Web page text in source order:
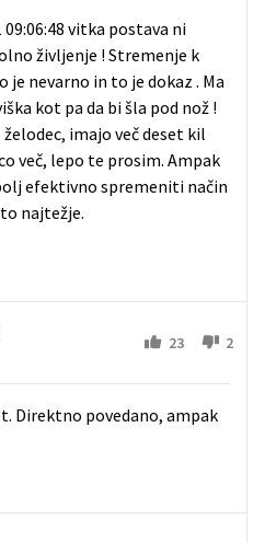
vitka postava ni
življenje ! Stremenje k
je nevarno in to je dokaz . Ma
kot pa da bi šla pod nož !
imajo več deset kil
več, lepo te prosim. Ampak
efektivno spremeniti način
najtežje.
23 2
Direktno povedano, ampak